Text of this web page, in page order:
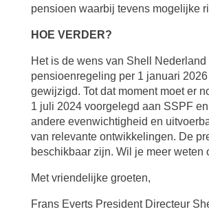
pensioen waarbij tevens mogelijke
HOE VERDER?
Het is de wens van Shell
pensioenregeling per 1 januari
gewijzigd. Tot dat moment moet er
1 juli 2024 voorgelegd aan SSPF
andere evenwichtigheid en
van relevante ontwikkelingen. De
beschikbaar zijn. Wil je meer
Met vriendelijke groeten,
Frans Everts President Directeur